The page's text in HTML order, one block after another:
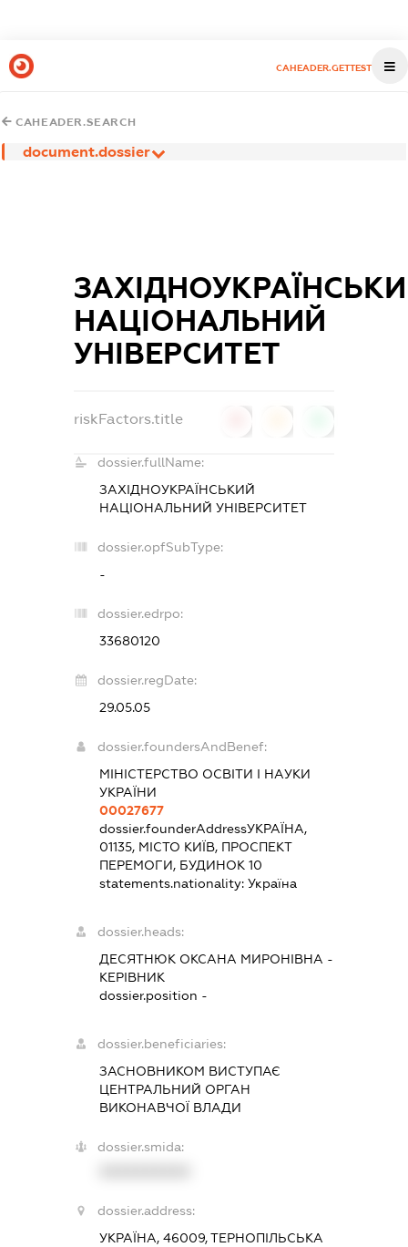
CAHEADER.GETTEST
CAHEADER.SEARCH
document.dossier
НАЦІОНАЛЬНИЙ
УНІВЕРСИТЕТ
riskFactors.title
dossier.fullName:
ЗАХІДНОУКРАЇНСЬКИЙ
НАЦІОНАЛЬНИЙ УНІВЕРСИТЕТ
dossier.opfSubType:
-
dossier.edrpo:
33680120
dossier.regDate:
29.05.05
dossier.foundersAndBenef:
МІНІСТЕРСТВО ОСВІТИ І НАУКИ
УКРАЇНИ
00027677
dossier.founderAddressУКРАЇНА,
01135, МІСТО КИЇВ, ПРОСПЕКТ
ПЕРЕМОГИ, БУДИНОК 10
statements.nationality: Україна
dossier.heads:
ДЕСЯТНЮК ОКСАНА МИРОНІВНА -
КЕРІВНИК
dossier.position -
dossier.beneficiaries:
ЗАСНОВНИКОМ ВИСТУПАЄ
ЦЕНТРАЛЬНИЙ ОРГАН
ВИКОНАВЧОЇ ВЛАДИ
dossier.smida:
dossier.address:
УКРАЇНА, 46009, ТЕРНОПІЛЬСЬКА